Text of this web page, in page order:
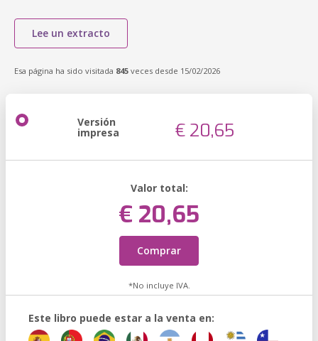
Lee un extracto
Esa página ha sido visitada 845 veces desde 15/02/2026
Versión
impresa € 20,65
Valor total:
€ 20,65
Comprar
*No incluye IVA.
Este libro puede estar a la venta en: